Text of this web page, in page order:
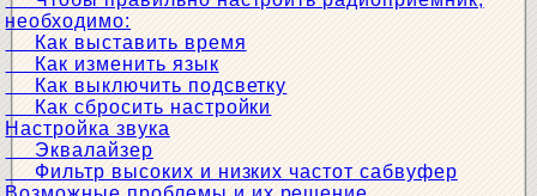
необходимо:
Как выставить время
Как изменить язык
Как выключить подсветку
Как сбросить настройки
Настройка звука
Эквалайзер
Фильтр высоких и низких частот сабвуфер